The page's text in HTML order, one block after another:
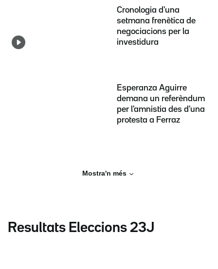
Cronologia d'una
setmana frenètica de
negociacions per la
investidura
Esperanza Aguirre
demana un referèndum
per l'amnistia des d'una
protesta a Ferraz
Mostra'n més
Resultats Eleccions 23J